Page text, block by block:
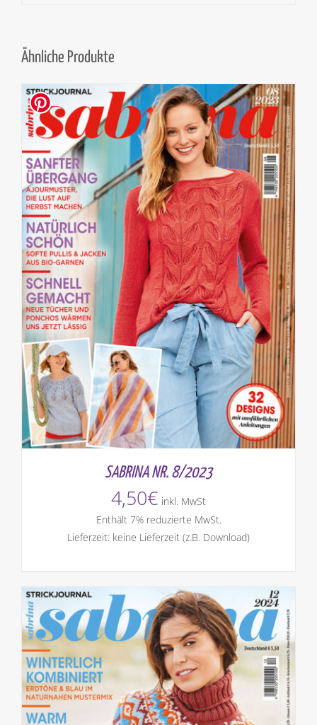
Ähnliche Produkte
SABRINA NR. 8/2023
4,50€ inkl. MwSt
Enthält 7% reduzierte MwSt.
Lieferzeit: keine Lieferzeit (z.B. Download)